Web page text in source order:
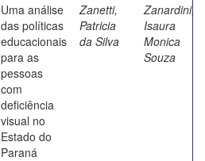
Uma análise
das políticas
educacionais
para as
pessoas
com
deficiência
visual no
Estado do
Paraná
Zanetti,
Patricia
da Silva
Zanardini,
Isaura
Monica
Souza